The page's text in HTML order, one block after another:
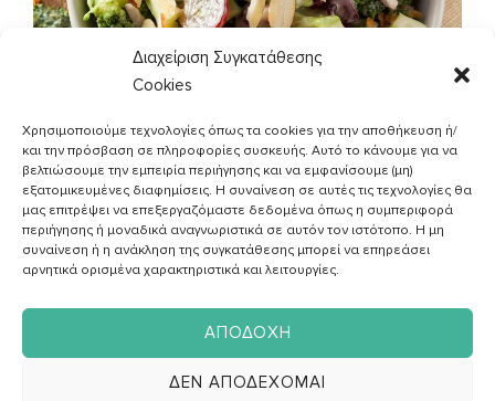
Διαχείριση Συγκατάθεσης
Cookies
Χρησιμοποιούμε τεχνολογίες όπως τα cookies για την αποθήκευση ή/
και την πρόσβαση σε πληροφορίες συσκευής. Αυτό το κάνουμε για να
βελτιώσουμε την εμπειρία περιήγησης και να εμφανίσουμε (μη)
εξατομικευμένες διαφημίσεις. Η συναίνεση σε αυτές τις τεχνολογίες θα
μας επιτρέψει να επεξεργαζόμαστε δεδομένα όπως η συμπεριφορά
περιήγησης ή μοναδικά αναγνωριστικά σε αυτόν τον ιστότοπο. Η μη
συναίνεση ή η ανάκληση της συγκατάθεσης μπορεί να επηρεάσει
αρνητικά ορισμένα χαρακτηριστικά και λειτουργίες.
ΑΠΟΔΟΧΉ
ΔΕΝ ΑΠΟΔΈΧΟΜΑΙ
LIGHT & QUICK,ΣΥΝΤΑΓΈΣ,ΧΟΡΤΟΦΑΓΙΚΕΣ
(VEGETARIAN)
Σαλάτα με μπρόκολο και ξηρούς
καρπούς
28